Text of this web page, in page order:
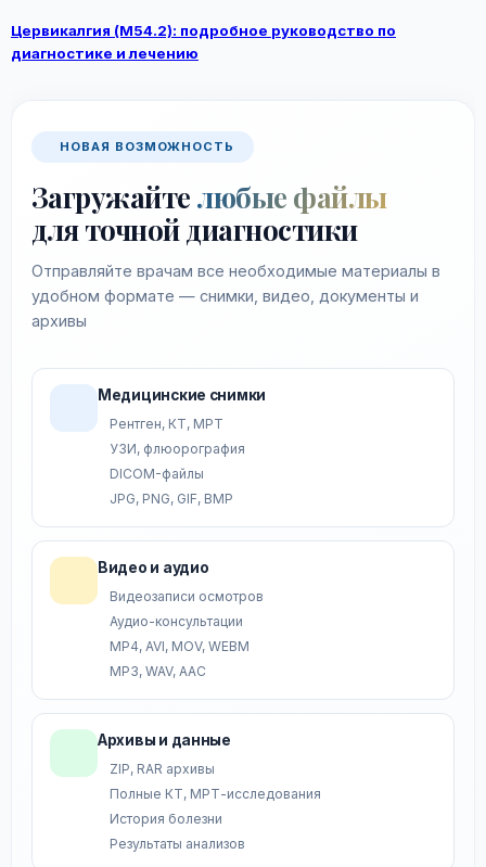
Цервикалгия (M54.2): подробное руководство по
диагностике и лечению
НОВАЯ ВОЗМОЖНОСТЬ
Загружайте любые файлы
для точной диагностики
Отправляйте врачам все необходимые материалы в
удобном формате — снимки, видео, документы и
архивы
Медицинские снимки
Рентген, КТ, МРТ
УЗИ, флюорография
DICOM-файлы
JPG, PNG, GIF, BMP
Видео и аудио
Видеозаписи осмотров
Аудио-консультации
MP4, AVI, MOV, WEBM
MP3, WAV, AAC
Архивы и данные
ZIP, RAR архивы
Полные КТ, МРТ-исследования
История болезни
Результаты анализов